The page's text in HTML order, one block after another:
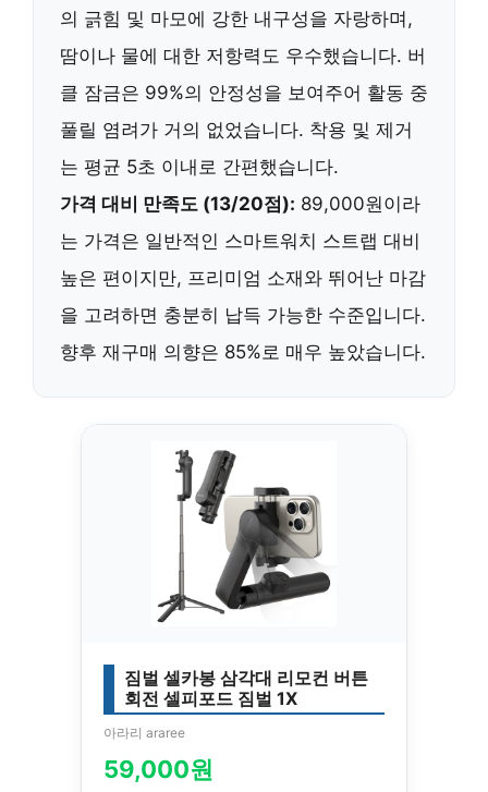
의 긁힘 및 마모에 강한 내구성을 자랑하며,
땀이나 물에 대한 저항력도 우수했습니다. 버
클 잠금은 99%의 안정성을 보여주어 활동 중
풀릴 염려가 거의 없었습니다. 착용 및 제거
는 평균 5초 이내 로 간편했습니다.
가격 대비 만족도 (13/20점): 89,000원이라
는 가격은 일반적인 스마트워치 스트랩 대비
높은 편이지만, 프리미엄 소재와 뛰어난 마감
을 고려하면 충분히 납득 가능한 수준입니다.
향후 재구매 의향은 85% 로 매우 높았습니다.
짐벌 셀카봉 삼각대 리모컨 버튼
회전 셀피포드 짐벌 1X
아라리 araree
59,000원